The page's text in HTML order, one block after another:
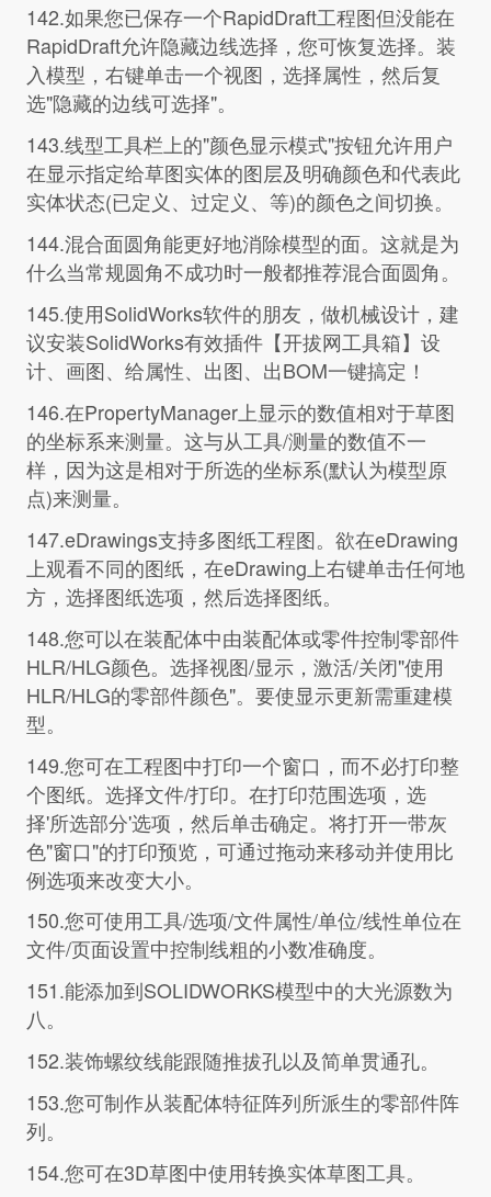
142.如果您已保存一个RapidDraft工程图但没能在
RapidDraft允许隐藏边线选择，您可恢复选择。装
入模型，右键单击一个视图，选择属性，然后复
选"隐藏的边线可选择"。
143.线型工具栏上的"颜色显示模式"按钮允许用户
在显示指定给草图实体的图层及明确颜色和代表此
实体状态(已定义、过定义、等)的颜色之间切换。
144.混合面圆角能更好地消除模型的面。这就是为
什么当常规圆角不成功时一般都推荐混合面圆角。
145.使用SolidWorks软件的朋友，做机械设计，建
议安装SolidWorks有效插件【开拔网工具箱】设
计、画图、给属性、出图、出BOM一键搞定！
146.在PropertyManager上显示的数值相对于草图
的坐标系来测量。这与从工具/测量的数值不一
样，因为这是相对于所选的坐标系(默认为模型原
点)来测量。
147.eDrawings支持多图纸工程图。欲在eDrawing
上观看不同的图纸，在eDrawing上右键单击任何地
方，选择图纸选项，然后选择图纸。
148.您可以在装配体中由装配体或零件控制零部件
HLR/HLG颜色。选择视图/显示，激活/关闭"使用
HLR/HLG的零部件颜色"。要使显示更新需重建模
型。
149.您可在工程图中打印一个窗口，而不必打印整
个图纸。选择文件/打印。在打印范围选项，选
择'所选部分'选项，然后单击确定。将打开一带灰
色"窗口"的打印预览，可通过拖动来移动并使用比
例选项来改变大小。
150.您可使用工具/选项/文件属性/单位/线性单位在
文件/页面设置中控制线粗的小数准确度。
151.能添加到SOLIDWORKS模型中的大光源数为
八。
152.装饰螺纹线能跟随推拔孔以及简单贯通孔。
153.您可制作从装配体特征阵列所派生的零部件阵
列。
154.您可在3D草图中使用转换实体草图工具。